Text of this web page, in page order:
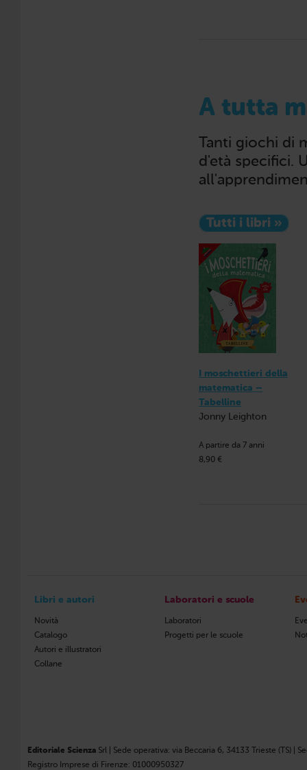
A tutta
Tanti giochi di
d'età specifici.
Tutti i libri »
I moschettieri della
matematica –
Tabelline
Jonny Leighton
A partire da 7 anni
8,90 €
Libri e autori
Novità
Catalogo
Autori e illustratori
Collane
Laboratori e scuole
Laboratori
Progetti per le scuole
Editoriale Scienza Srl | Sede operativa: via Beccaria 6, 34133 Trieste (TS) |
Registro Imprese di Firenze: 01000950327